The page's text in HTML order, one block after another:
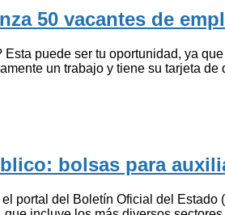
50 vacantes de
puede ser tu oportunidad, ya
un trabajo y tiene su tarjeta
bolsas para
portal del Boletín Oficial del